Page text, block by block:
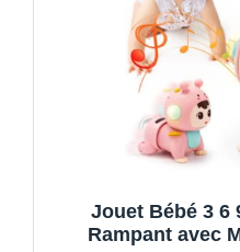
Jouet Bébé 3 6
Rampant avec